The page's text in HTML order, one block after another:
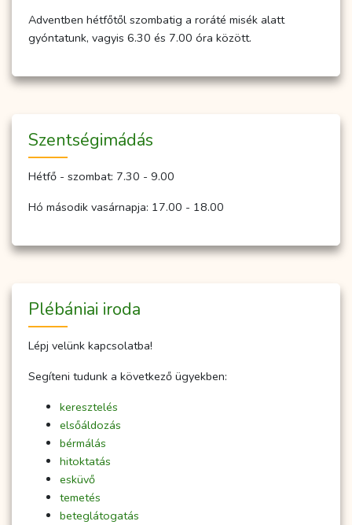
Adventben hétfőtől szombatig a roráté misék alatt
gyóntatunk, vagyis 6.30 és 7.00 óra között.
Szent­ség­imá­dás
Hétfő - szombat: 7.30 - 9.00
Hó második vasárnapja: 17.00 - 18.00
Plébániai iroda
Lépj velünk kapcsolatba!
Segíteni tudunk a következő ügyekben:
keresztelés
elsőáldozás
bérmálás
hitoktatás
esküvő
temetés
beteglátogatás